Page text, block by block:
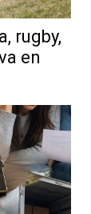
qué
rugby,
en